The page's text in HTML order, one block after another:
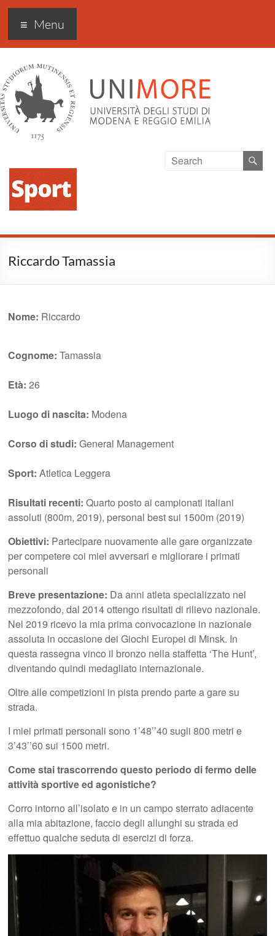
Sport Excellence
Menu
Riccardo Tamassia
Nome: Riccardo
Cognome: Tamassia
Età: 26
Luogo di nascita: Modena
Corso di studi: General Management
Sport: Atletica Leggera
Risultati recenti: Quarto posto ai campionati italiani
assoluti (800m, 2019), personal best sui 1500m (2019)
Obiettivi: Partecipare nuovamente alle gare organizzate
per competere coi miei avversari e migliorare i primati
personali
Breve presentazione: Da anni atleta specializzato nel
mezzofondo, dal 2014 ottengo risultati di rilievo nazionale.
Nel 2019 ricevo la mia prima convocazione in nazionale
assoluta in occasione dei Giochi Europei di Minsk. In
questa rassegna vinco il bronzo nella staffetta ‘The Hunt’,
diventando quindi medagliato internazionale.
Oltre alle competizioni in pista prendo parte a gare su
strada.
I miei primati personali sono 1’48’’40 sugli 800 metri e
3’43’’60 sui 1500 metri.
Come stai trascorrendo questo periodo di fermo delle
attività sportive ed agonistiche?
Corro intorno all’isolato e in un campo sterrato adiacente
alla mia abitazione, faccio degli allunghi su strada ed
effettuo qualche seduta di esercizi di forza.